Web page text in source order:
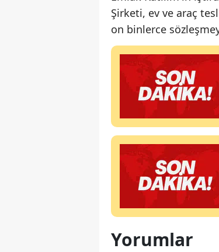
Şirketi, ev ve araç
on binlerce
Yorumlar